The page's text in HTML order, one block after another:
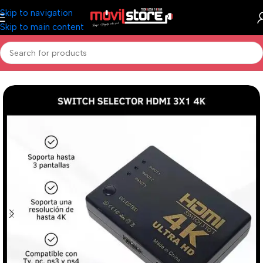
Skip to navigation
Skip to main content
Inicio/Informática/Cables